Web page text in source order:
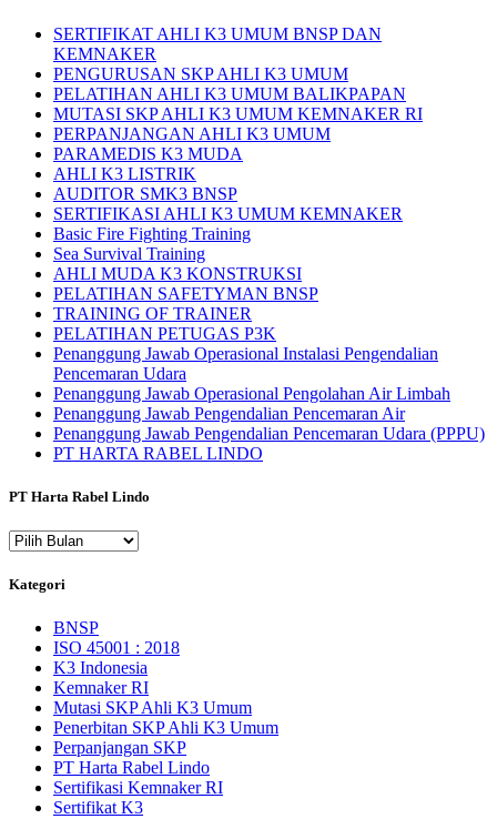
SERTIFIKAT AHLI K3 UMUM BNSP DAN
KEMNAKER
PENGURUSAN SKP AHLI K3 UMUM
PELATIHAN AHLI K3 UMUM BALIKPAPAN
MUTASI SKP AHLI K3 UMUM KEMNAKER RI
PERPANJANGAN AHLI K3 UMUM
PARAMEDIS K3 MUDA
AHLI K3 LISTRIK
AUDITOR SMK3 BNSP
SERTIFIKASI AHLI K3 UMUM KEMNAKER
Basic Fire Fighting Training
Sea Survival Training
AHLI MUDA K3 KONSTRUKSI
PELATIHAN SAFETYMAN BNSP
TRAINING OF TRAINER
PELATIHAN PETUGAS P3K
Penanggung Jawab Operasional Instalasi Pengendalian
Pencemaran Udara
Penanggung Jawab Operasional Pengolahan Air Limbah
Penanggung Jawab Pengendalian Pencemaran Air
Penanggung Jawab Pengendalian Pencemaran Udara (PPPU)
PT HARTA RABEL LINDO
PT Harta Rabel Lindo
PT
Rabel
Lindo
Kategori
BNSP
ISO 45001 : 2018
K3 Indonesia
Kemnaker RI
Mutasi SKP Ahli K3 Umum
Penerbitan SKP Ahli K3 Umum
Perpanjangan SKP
PT Harta Rabel Lindo
Sertifikasi Kemnaker RI
Sertifikat K3